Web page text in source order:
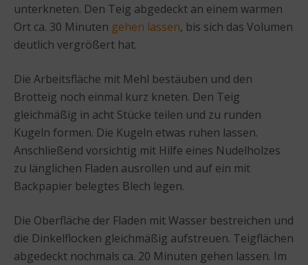
unterkneten. Den Teig abgedeckt an einem warmen
Ort ca. 30 Minuten gehen lassen, bis sich das Volumen
deutlich vergrößert hat.
Die Arbeitsfläche mit Mehl bestäuben und den
Brotteig noch einmal kurz kneten. Den Teig
gleichmäßig in acht Stücke teilen und zu runden
Kugeln formen. Die Kugeln etwas ruhen lassen.
Anschließend vorsichtig mit Hilfe eines Nudelholzes
zu länglichen Fladen ausrollen und auf ein mit
Backpapier belegtes Blech legen.
Die Oberfläche der Fladen mit Wasser bestreichen und
die Dinkelflocken gleichmäßig aufstreuen. Teigflächen
abgedeckt nochmals ca. 20 Minuten gehen lassen. Im